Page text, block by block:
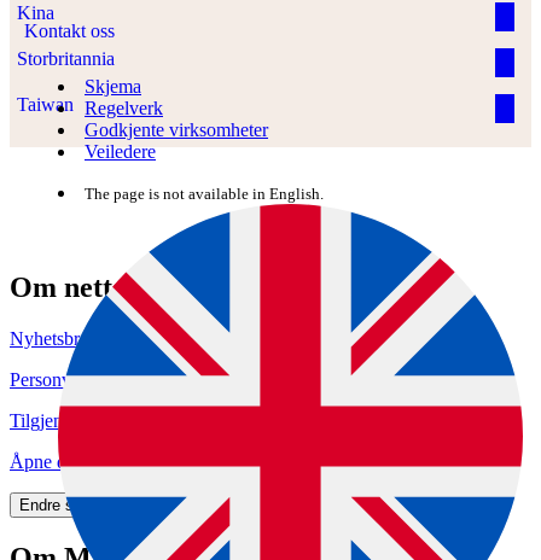
Kontakt oss
Skjema
Regelverk
Godkjente virksomheter
Veiledere
The page is not available in English.
Kina
Storbritannia
Taiwan
Om nettstedet
Nyhetsbrev
Personvern og informasjonskapsler
Tilgjengelighetserklæring (uustatus.no)
Åpne data (API)
Endre samtykke for informasjonskapsler